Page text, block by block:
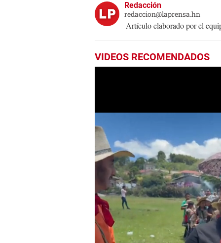
Redacción
redaccion@laprensa.hn
Artículo elaborado por el
VIDEOS RECOMENDADOS